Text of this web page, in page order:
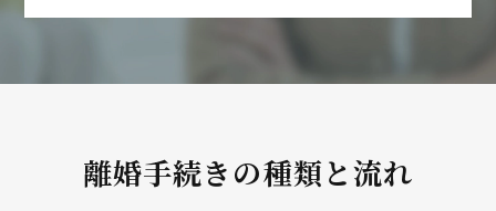
離婚手続きの種類と流れ